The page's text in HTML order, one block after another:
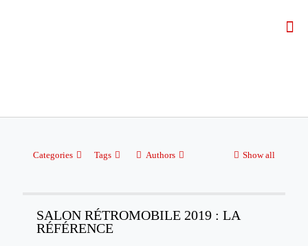
Categories Tags Authors Show all
SALON RÉTROMOBILE 2019 : LA
RÉFÉRENCE